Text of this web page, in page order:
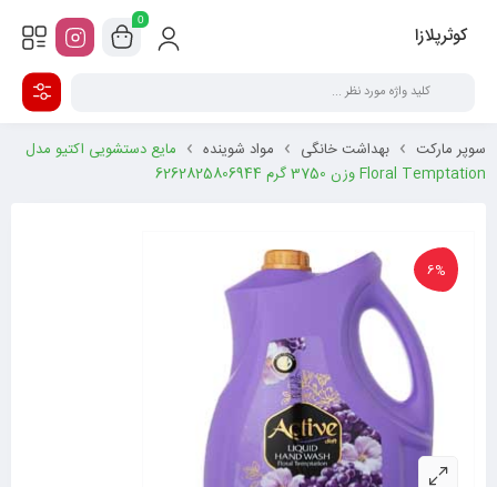
کوثرپلازا
0
سوپر مارکت بهداشت خانگی مواد شوینده
مایع دستشویی اکتیو مدل
Floral Temptation وزن 3750 گرم 6262825806944
6%